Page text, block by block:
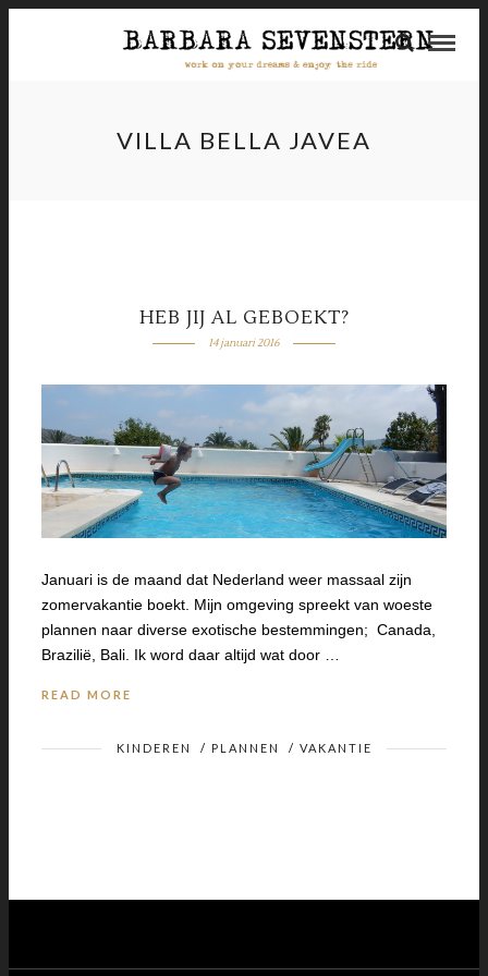
VILLA BELLA JAVEA
HEB JIJ AL GEBOEKT?
14 januari 2016
Januari is de maand dat Nederland weer massaal zijn
zomervakantie boekt. Mijn omgeving spreekt van woeste
plannen naar diverse exotische bestemmingen; Canada,
Brazilië, Bali. Ik word daar altijd wat door …
READ MORE
KINDEREN / PLANNEN / VAKANTIE